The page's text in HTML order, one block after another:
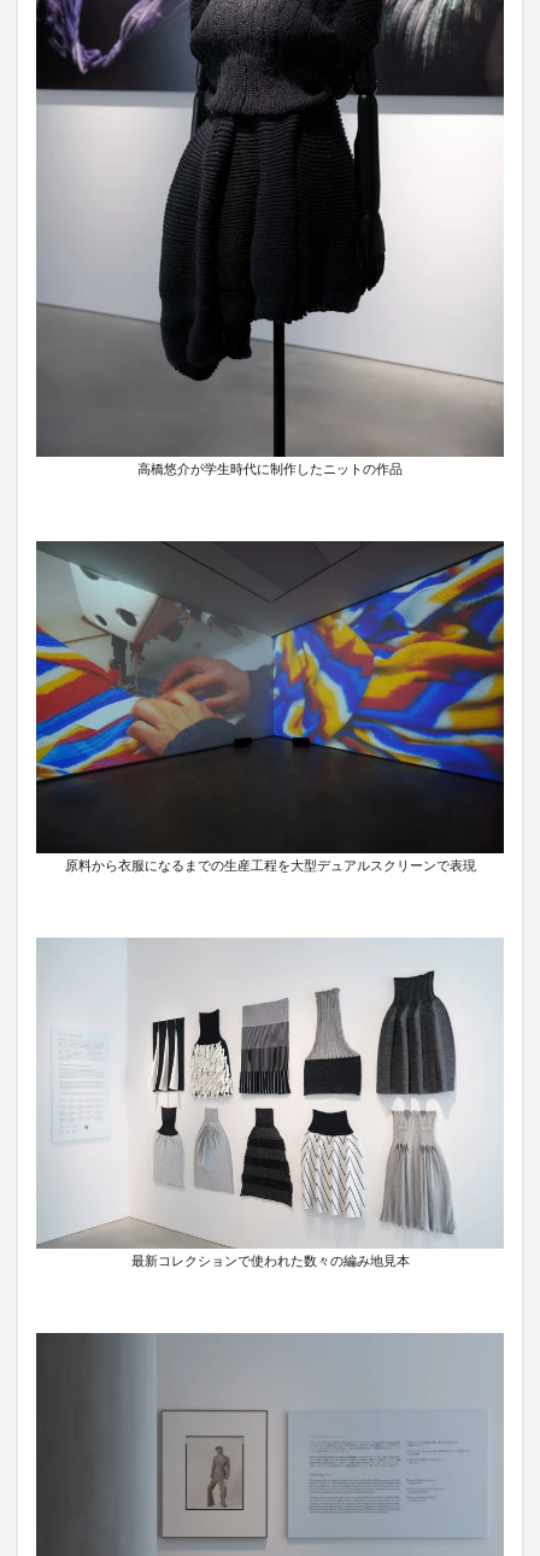
高橋悠介が学生時代に制作したニットの作品
原料から衣服になるまでの生産工程を大型デュアルスクリーンで表現
最新コレクションで使われた数々の編み地見本